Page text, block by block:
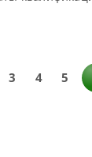
Open
3 4 5